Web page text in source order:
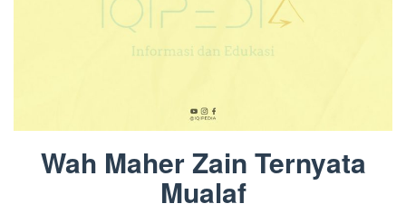
Wah Maher Zain Ternyata
Mualaf